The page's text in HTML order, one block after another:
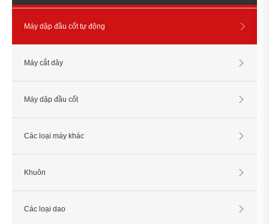
Máy dập đầu cốt tự động
Máy cắt dây
Máy dập đầu cốt
Các loại máy khác
Khuôn
Các loại dao